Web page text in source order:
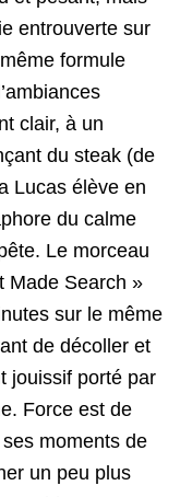
entrouverte sur
formule
clair, à un
du steak (de
Lucas élève en
du calme
Le morceau
Made Search »
sur le même
de décoller et
jouissif porté par
Force est de
moments de
un peu plus